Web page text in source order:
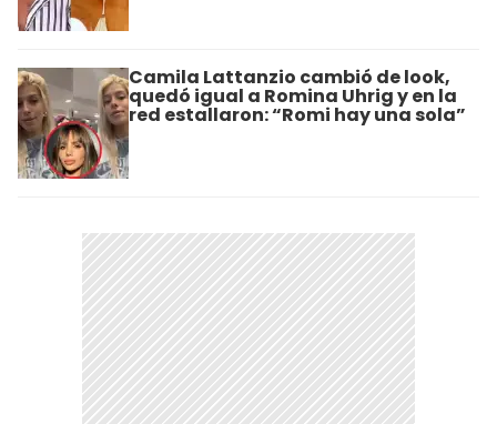
Camila Lattanzio cambió de look,
quedó igual a Romina Uhrig y en la
red estallaron: “Romi hay una sola”